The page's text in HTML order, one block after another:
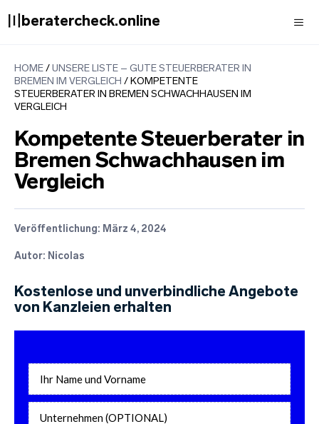
Inhalt〣beratercheck.online
HOME / UNSERE LISTE – GUTE STEUERBERATER IN
BREMEN IM VERGLEICH / KOMPETENTE
STEUERBERATER IN BREMEN SCHWACHHAUSEN IM
VERGLEICH
Kompetente Steuerberater in
Bremen Schwachhausen im
Vergleich
Veröffentlichung: März 4, 2024
Autor: Nicolas
Kostenlose und unverbindliche Angebote
von Kanzleien erhalten